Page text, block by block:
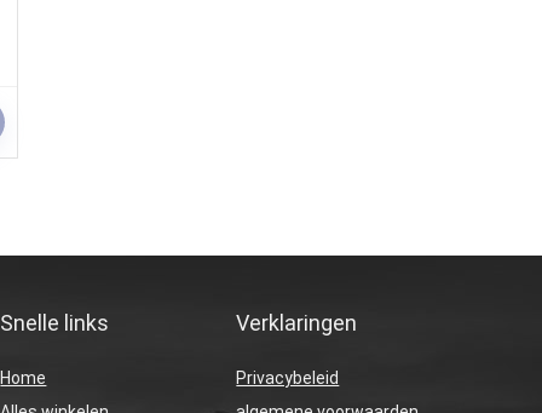
Snelle links
Home
Verklaringen
Privacybeleid